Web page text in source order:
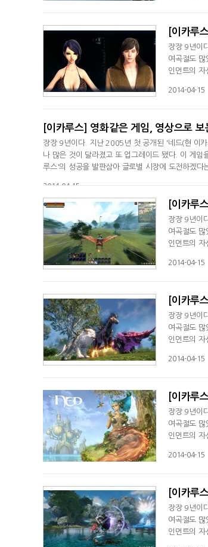
[이카루
장장 9년이
여곡절도 많
인먼트의 자
2014-04-15
[이카루스] 영화같은 게임, 영상으로 보
장장 9년이다. 지난 2005년 첫 공개된 '네드(현 이
나 많은 것이 달라졌고 또 업그레이드 됐다. 이 게
루스'의 성공을 발판삼아 글로벌 시장에 도전하겠
2014-04-15
[이카루
장장 9년이
여곡절도 많
인먼트의 자
2014-04-15
[이카루
장장 9년이
여곡절도 많
인먼트의 자
2014-04-15
[이카루
장장 9년이
여곡절도 많
인먼트의 자
2014-04-15
[이카루
장장 9년이
여곡절도 많
인먼트의 자